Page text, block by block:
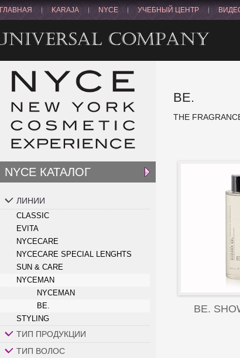
ГЛАВНАЯ KARAJA NYCE УЧЕБНЫЙ ЦЕНТР
NYCE КАТАЛОГ
ЛИНИИ
CLASSIC
EVITA
NYCECARE
NYCECARE SPECIAL LENGHTS
SUN & CARE
NYCEMAN
NYCEMAN
BE.
STYLING
ТИП ПРОДУКЦИИ
ТИП ВОЛОС
BE.
THE
BE.